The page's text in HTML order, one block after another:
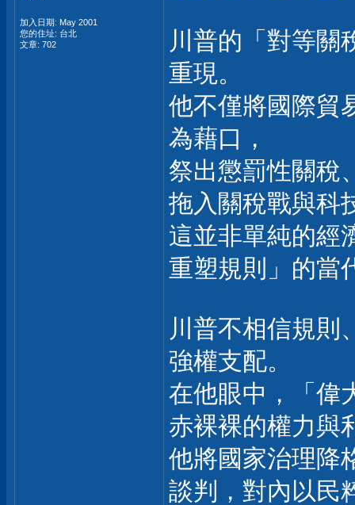
加入日期: May 2001
您的住址: 台北
文章: 702
川普的「對等關
重現。
他不僅將國際貿
為藉口，
祭出懲罰性關稅
拖入關稅戰與科
這並非單純的經
重塑規則」的當
川普不相信規則
強權支配。
在他眼中，「偉
赤裸裸的權力與
他將國家治理降
談判，對內以民